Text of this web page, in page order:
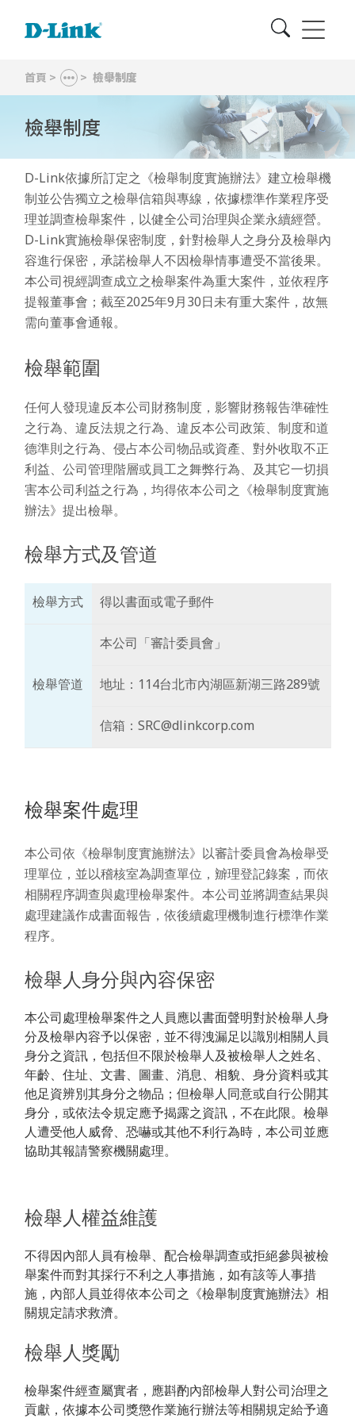
首頁 > > 檢舉制度
檢舉制度
D-Link依據所訂定之《檢舉制度實施辦法》建立檢舉機
制並公告獨立之檢舉信箱與專線，依據標準作業程序受
理並調查檢舉案件，以健全公司治理與企業永續經營。
D-Link實施檢舉保密制度，針對檢舉人之身分及檢舉內
容進行保密，承諾檢舉人不因檢舉情事遭受不當後果。
本公司視經調查成立之檢舉案件為重大案件，並依程序
提報董事會；截至2025年9月30日未有重大案件，故無
需向董事會通報。
檢舉範圍
任何人發現違反本公司財務制度，影響財務報告準確性
之行為、違反法規之行為、違反本公司政策、制度和道
德準則之行為、侵占本公司物品或資產、對外收取不正
利益、公司管理階層或員工之舞弊行為、及其它一切損
害本公司利益之行為，均得依本公司之《檢舉制度實施
辦法》提出檢舉。
檢舉方式及管道
檢舉方式 得以書面或電子郵件
檢舉管道
本公司「審計委員會」
地址：114台北市內湖區新湖三路289號
信箱：SRC@dlinkcorp.com
檢舉案件處理
本公司依《檢舉制度實施辦法》以審計委員會為檢舉受
理單位，並以稽核室為調查單位，辧理登記錄案，而依
相關程序調查與處理檢舉案件。本公司並將調查結果與
處理建議作成書面報告，依後續處理機制進行標準作業
程序。
檢舉人身分與內容保密
本公司處理檢舉案件之人員應以書面聲明對於檢舉人身
分及檢舉內容予以保密，並不得洩漏足以識別相關人員
身分之資訊，包括但不限於檢舉人及被檢舉人之姓名、
年齡、住址、文書、圖畫、消息、相貌、身分資料或其
他足資辨別其身分之物品；但檢舉人同意或自行公開其
身分，或依法令規定應予揭露之資訊，不在此限。檢舉
人遭受他人威脅、恐嚇或其他不利行為時，本公司並應
協助其報請警察機關處理。
檢舉人權益維護
不得因內部人員有檢舉、配合檢舉調查或拒絕參與被檢
舉案件而對其採行不利之人事措施，如有該等人事措
施，內部人員並得依本公司之《檢舉制度實施辦法》相
關規定請求救濟。
檢舉人獎勵
檢舉案件經查屬實者，應斟酌內部檢舉人對公司治理之
貢獻，依據本公司獎懲作業施行辦法等相關規定給予適